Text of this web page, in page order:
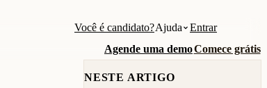
Você é candidato?Ajuda
Entrar
Agende uma demoComece grátis
NESTE ARTIGO